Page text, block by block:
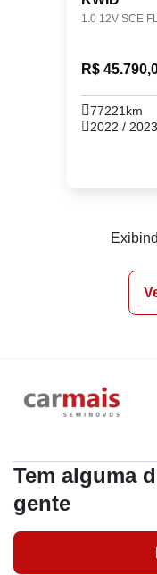
1.0 12V SCE
R$
77221km
2022 / 2023
Tem alguma
gente